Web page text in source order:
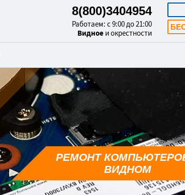
8(800)3404954
Работаем: с 9:00 до 21:00
Видное и окрестности
РЕМОНТ
ВИДНОМ